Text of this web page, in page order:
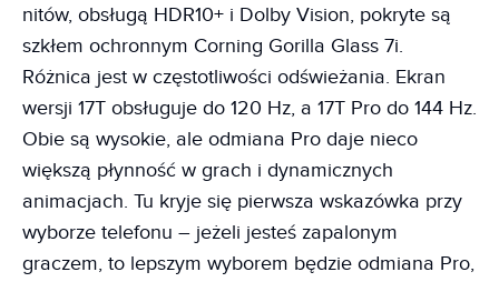
nitów, obsługą HDR10+ i Dolby Vision, pokryte są
szkłem ochronnym Corning Gorilla Glass 7i.
Różnica jest w częstotliwości odświeżania. Ekran
wersji 17T obsługuje do 120 Hz, a 17T Pro do 144 Hz.
Obie są wysokie, ale odmiana Pro daje nieco
większą płynność w grach i dynamicznych
animacjach. Tu kryje się pierwsza wskazówka przy
wyborze telefonu – jeżeli jesteś zapalonym
graczem, to lepszym wyborem będzie odmiana Pro,